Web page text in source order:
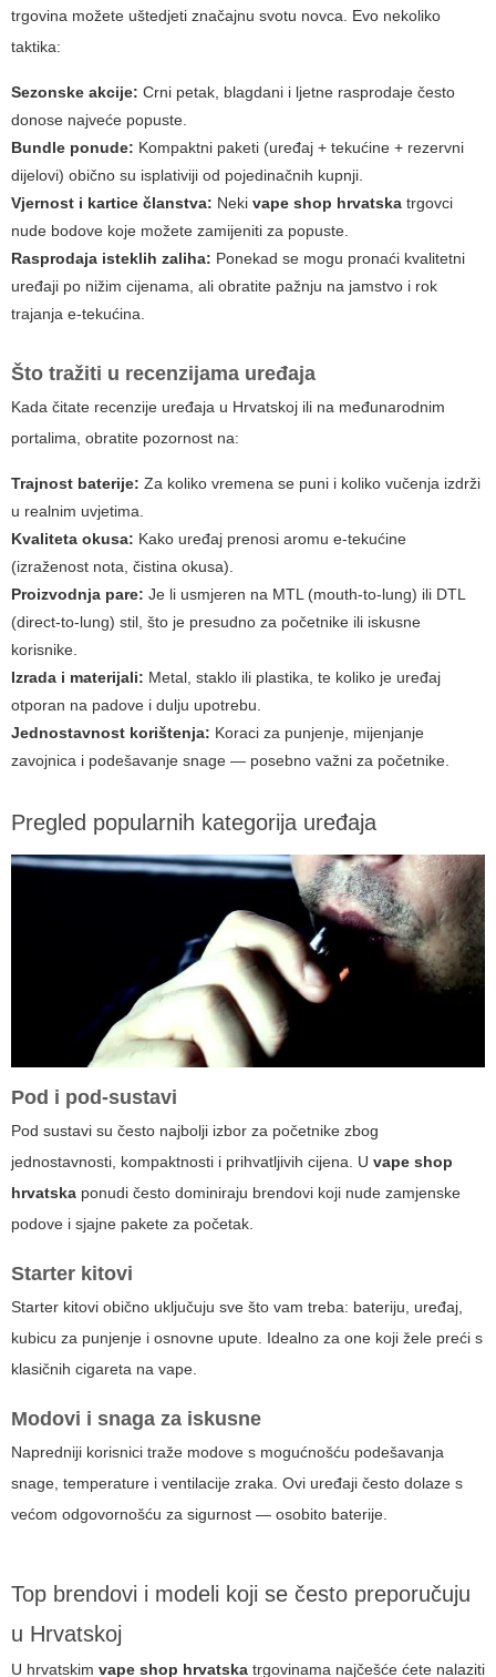
trgovina možete uštedjeti značajnu svotu novca. Evo nekoliko
taktika:
Sezonske akcije: Crni petak, blagdani i ljetne rasprodaje često
donose najveće popuste.
Bundle ponude: Kompaktni paketi (uređaj + tekućine + rezervni
dijelovi) obično su isplativiji od pojedinačnih kupnji.
Vjernost i kartice članstva: Neki vape shop hrvatska trgovci
nude bodove koje možete zamijeniti za popuste.
Rasprodaja isteklih zaliha: Ponekad se mogu pronaći kvalitetni
uređaji po nižim cijenama, ali obratite pažnju na jamstvo i rok
trajanja e-tekućina.
Što tražiti u recenzijama uređaja
Kada čitate recenzije uređaja u Hrvatskoj ili na međunarodnim
portalima, obratite pozornost na:
Trajnost baterije: Za koliko vremena se puni i koliko vučenja izdrži
u realnim uvjetima.
Kvaliteta okusa: Kako uređaj prenosi aromu e-tekućine
(izraženost nota, čistina okusa).
Proizvodnja pare: Je li usmjeren na MTL (mouth-to-lung) ili DTL
(direct-to-lung) stil, što je presudno za početnike ili iskusne
korisnike.
Izrada i materijali: Metal, staklo ili plastika, te koliko je uređaj
otporan na padove i dulju upotrebu.
Jednostavnost korištenja: Koraci za punjenje, mijenjanje
zavojnica i podešavanje snage — posebno važni za početnike.
Pregled popularnih kategorija uređaja
Pod i pod-sustavi
Pod sustavi su često najbolji izbor za početnike zbog
jednostavnosti, kompaktnosti i prihvatljivih cijena. U vape shop
hrvatska ponudi često dominiraju brendovi koji nude zamjenske
podove i sjajne pakete za početak.
Starter kitovi
Starter kitovi obično uključuju sve što vam treba: bateriju, uređaj,
kubicu za punjenje i osnovne upute. Idealno za one koji žele preći s
klasičnih cigareta na vape.
Modovi i snaga za iskusne
Napredniji korisnici traže modove s mogućnošću podešavanja
snage, temperature i ventilacije zraka. Ovi uređaji često dolaze s
većom odgovornošću za sigurnost — osobito baterije.
Top brendovi i modeli koji se često preporučuju
u Hrvatskoj
U hrvatskim vape shop hrvatska trgovinama najčešće ćete nalaziti